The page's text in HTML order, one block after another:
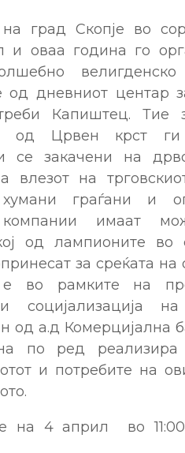
град Скопје во
и оваа година го
од дневниот центар
Капиштец. Тие
од Црвен крст
се закачени на
влезот на
граѓани и
компании имаат
од лампионите
за среќата на
е во рамките на
социјализација
а.д Комерцијална
по ред реализира
и потребите на
на 4 април во